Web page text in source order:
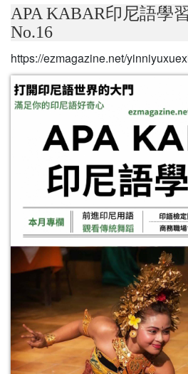
APA KABAR印尼語學
No.16
https://ezmagazine.net/